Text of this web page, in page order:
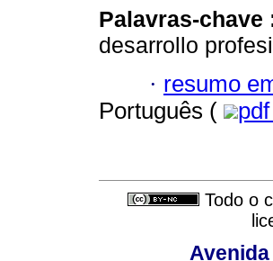
Palavras-chave
desarrollo
· resumo
Português (
pdf
Todo o